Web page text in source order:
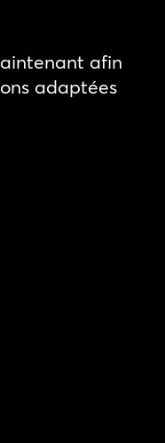
afin
adaptées